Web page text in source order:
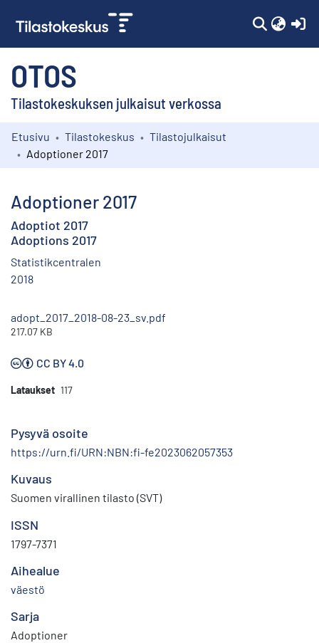
OTOS
Tilastokeskuksen julkaisut verkossa
Kokoelmat
Etusivu Tilastokeskus
Tilastojulkaisut
Adoptioner 2017
Adoptioner 2017
Adoptiot 2017
Adoptions 2017
Statistikcentralen
2018
adopt_2017_2018-08-23_sv.pdf
217.07 KB
CC BY 4.0
Lataukset 117
Pysyvä osoite
https://urn.fi/URN:NBN:fi-fe2023062057353
Kuvaus
Suomen virallinen tilasto (SVT)
ISSN
1797-7371
Aihealue
väestö
Sarja
Adoptioner